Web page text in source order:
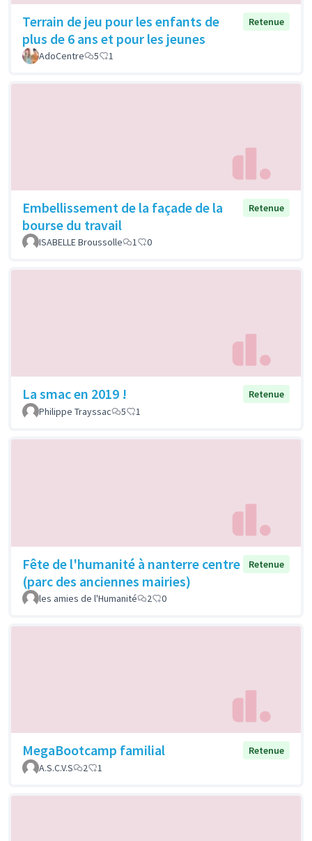
Terrain de jeu pour les enfants de
plus de 6 ans et pour les jeunes
Retenue
AdoCentre 5 1
Embellissement de la façade de la
bourse du travail
Retenue
ISABELLE Broussolle 1 0
La smac en 2019 !
Retenue
Philippe Trayssac
5 1
Fête de l'humanité à nanterre centre
(parc des anciennes mairies)
Retenue
les amies de l'Humanité 2 0
MegaBootcamp familial
Retenue
A.S.C.V.S
2 1